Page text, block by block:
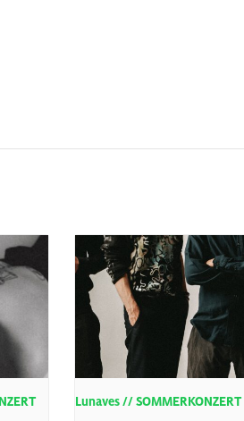
Lunaves // SOMMERKONZERT